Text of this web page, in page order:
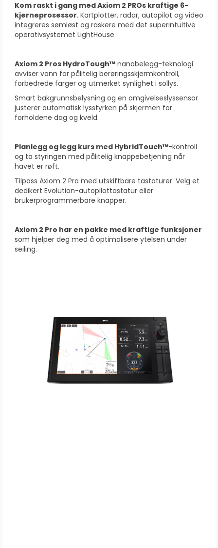
Kom raskt i gang med Axiom 2 PROs kraftige 6-
kjerneprosessor. Kartplotter, radar, autopilot og video
integreres sømløst og raskere med det superintuitive
operativsystemet LightHouse.
Axiom 2 Pros HydroTough™ nanobelegg-teknologi
avviser vann for pålitelig berøringsskjermkontroll,
forbedrede farger og utmerket synlighet i sollys.
Smart bakgrunnsbelysning og en omgivelseslyssensor
justerer automatisk lysstyrken på skjermen for
forholdene dag og kveld.
Planlegg og legg kurs med HybridTouch™-kontroll
og ta styringen med pålitelig knappebetjening når
havet er røft.
Tilpass Axiom 2 Pro med utskiftbare tastaturer. Velg et
dedikert Evolution-autopilottastatur eller
brukerprogrammerbare knapper.
Axiom 2 Pro har en pakke med kraftige funksjoner
som hjelper deg med å optimalisere ytelsen under
seiling.